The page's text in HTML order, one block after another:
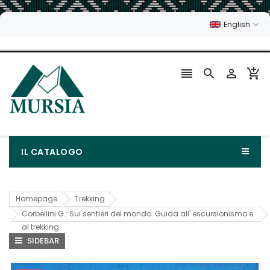
English
   
IL CATALOGO
Homepage
Trekking
Corbellini G.: Sui sentieri del mondo. Guida all' escursionismo e
al trekking
SIDEBAR